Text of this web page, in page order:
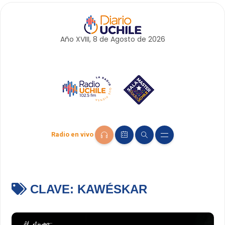
Año XVIII, 8 de Agosto de 2026
Radio en vivo
CLAVE: KAWÉSKAR